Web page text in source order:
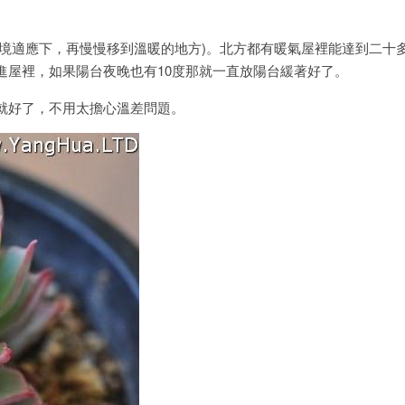
適應下，再慢慢移到溫暖的地方)。北方都有暖氣屋裡能達到二十
裡，如果陽台夜晚也有10度那就一直放陽台緩著好了。
了，不用太擔心溫差問題。